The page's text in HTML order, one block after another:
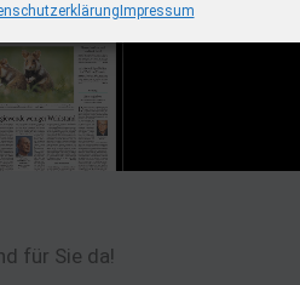
Impressum
für Sie da!